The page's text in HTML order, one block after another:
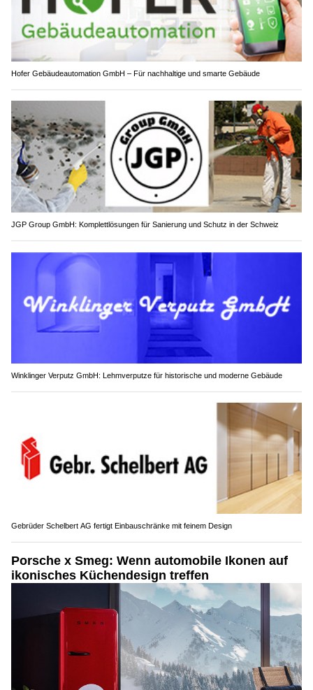
Hofer Gebäudeautomation GmbH – Für nachhaltige und smarte Gebäude
JGP Group GmbH: Komplettlösungen für Sanierung und Schutz in der Schweiz
Winklinger Verputz GmbH: Lehmverputze für historische und moderne Gebäude
Gebrüder Schelbert AG fertigt Einbauschränke mit feinem Design
Porsche x Smeg: Wenn automobile Ikonen auf
ikonisches Küchendesign treffen